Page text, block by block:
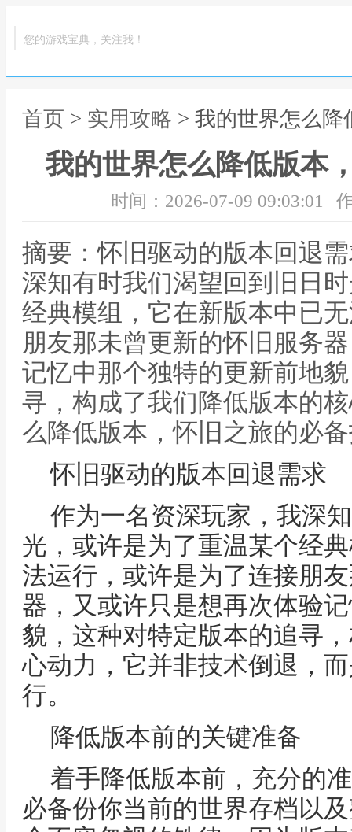
您的游戏宝典，关注我！
首页 > 实用攻略 > 我的世界怎么
我的世界怎么降低版本
时间：2026-07-09 09:03:01
摘要：怀旧驱动的版本回退
深知有时我们渴望回到旧日
经典模组，它在新版本中已
朋友那未曾更新的怀旧服务
记忆中那个独特的更新前地
寻，构成了我们降低版本的
么降低版本，怀旧之旅的必
怀旧驱动的版本回退需求
作为一名资深玩家，我深
光，或许是为了重温某个经
法运行，或许是为了连接朋
器，又或许只是想再次体验
貌，这种对特定版本的追寻
心动力，它并非技术倒退，
行。
降低版本前的关键准备
着手降低版本前，充分的
必备份你当前的世界存档以